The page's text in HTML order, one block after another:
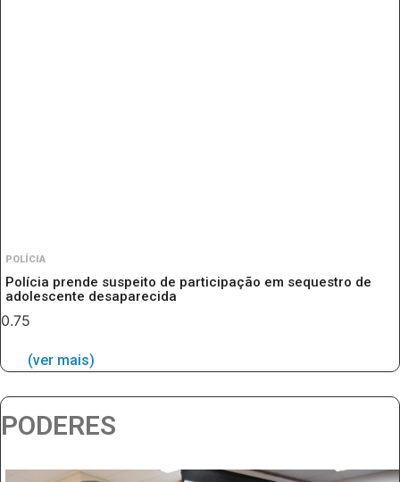
POLÍCIA
Polícia prende suspeito de participação em sequestro de
adolescente desaparecida
(ver mais)
PODERES